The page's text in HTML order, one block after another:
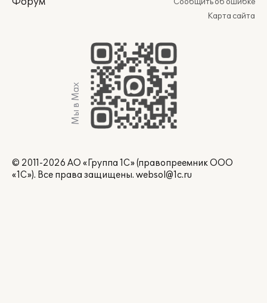
Карта сайта
Мы в Max
© 2011-2026 АО «Группа 1С» (правопреемник ООО
«1С»). Все права защищены. websol@1c.ru